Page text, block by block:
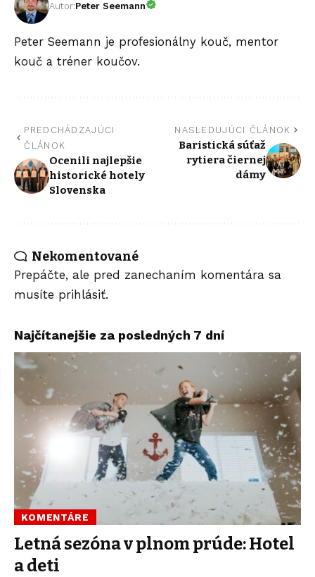
Autor:Peter Seemann
Peter Seemann je profesionálny kouč, mentor
kouč a tréner koučov.
PREDCHÁDZAJÚCI
ČLÁNOK
Ocenili najlepšie
historické hotely
Slovenska
NASLEDUJÚCI ČLÁNOK
Baristická súťaž
rytiera čiernej
dámy
Nekomentované
Prepáčte, ale pred zanechaním komentára sa
musíte prihlásiť.
Najčítanejšie za posledných 7 dní
KOMENTÁRE
Letná sezóna v plnom prúde: Hotel
a deti